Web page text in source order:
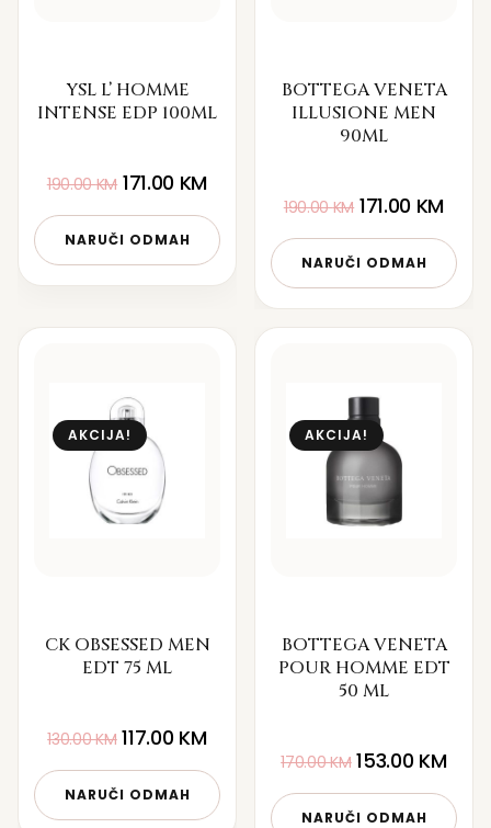
YSL L’ HOMME
INTENSE EDP 100ML
190.00KM 171.00 KM
NARUČI ODMAH
BOTTEGA VENETA
ILLUSIONE MEN
90ML
190.00KM 171.00 KM
NARUČI ODMAH
AKCIJA!
CK OBSESSED MEN
EDT 75 ML
130.00KM 117.00 KM
NARUČI ODMAH
AKCIJA!
BOTTEGA VENETA
POUR HOMME EDT
50 ML
170.00KM 153.00 KM
NARUČI ODMAH